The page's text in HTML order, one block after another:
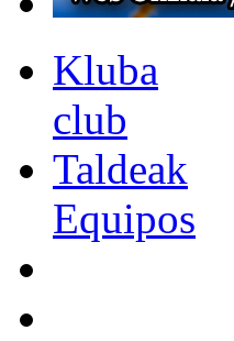
Kluba
club
Taldeak
Equipos